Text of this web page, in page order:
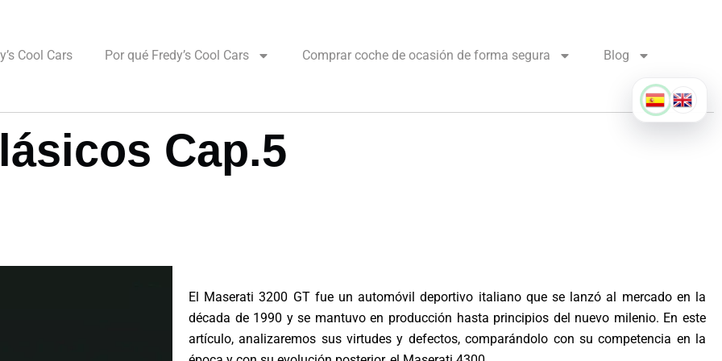
Cool Cars Por qué Fredy’s Cool Cars Comprar coche de ocasión de forma segura Blog
Cap.5
El Maserati 3200 GT fue un automóvil deportivo italiano que se lanzó al mercado en la
década de 1990 y se mantuvo en producción hasta principios del nuevo milenio. En este
artículo, analizaremos sus virtudes y defectos, comparándolo con su competencia en la